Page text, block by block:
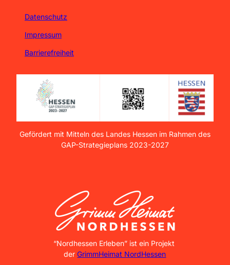
Datenschutz
Impressum
Barrierefreiheit
Gefördert mit Mitteln des Landes Hessen im Rahmen des
GAP-Strategieplans 2023-2027
GrimmHeimat NordHessen
“Nordhessen Erleben” ist ein Projekt
derGrimmHeimat NordHessen